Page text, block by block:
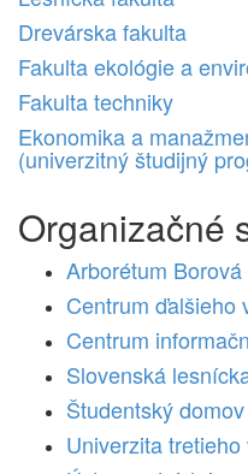
Drevárska fakulta
Fakulta ekológie a
Fakulta techniky
Ekonomika a
(univerzitný študijný
Organizačné
Arborétum
Centrum ďalšieho
Centrum
Slovenská
Študentský
Univerzita tretieho